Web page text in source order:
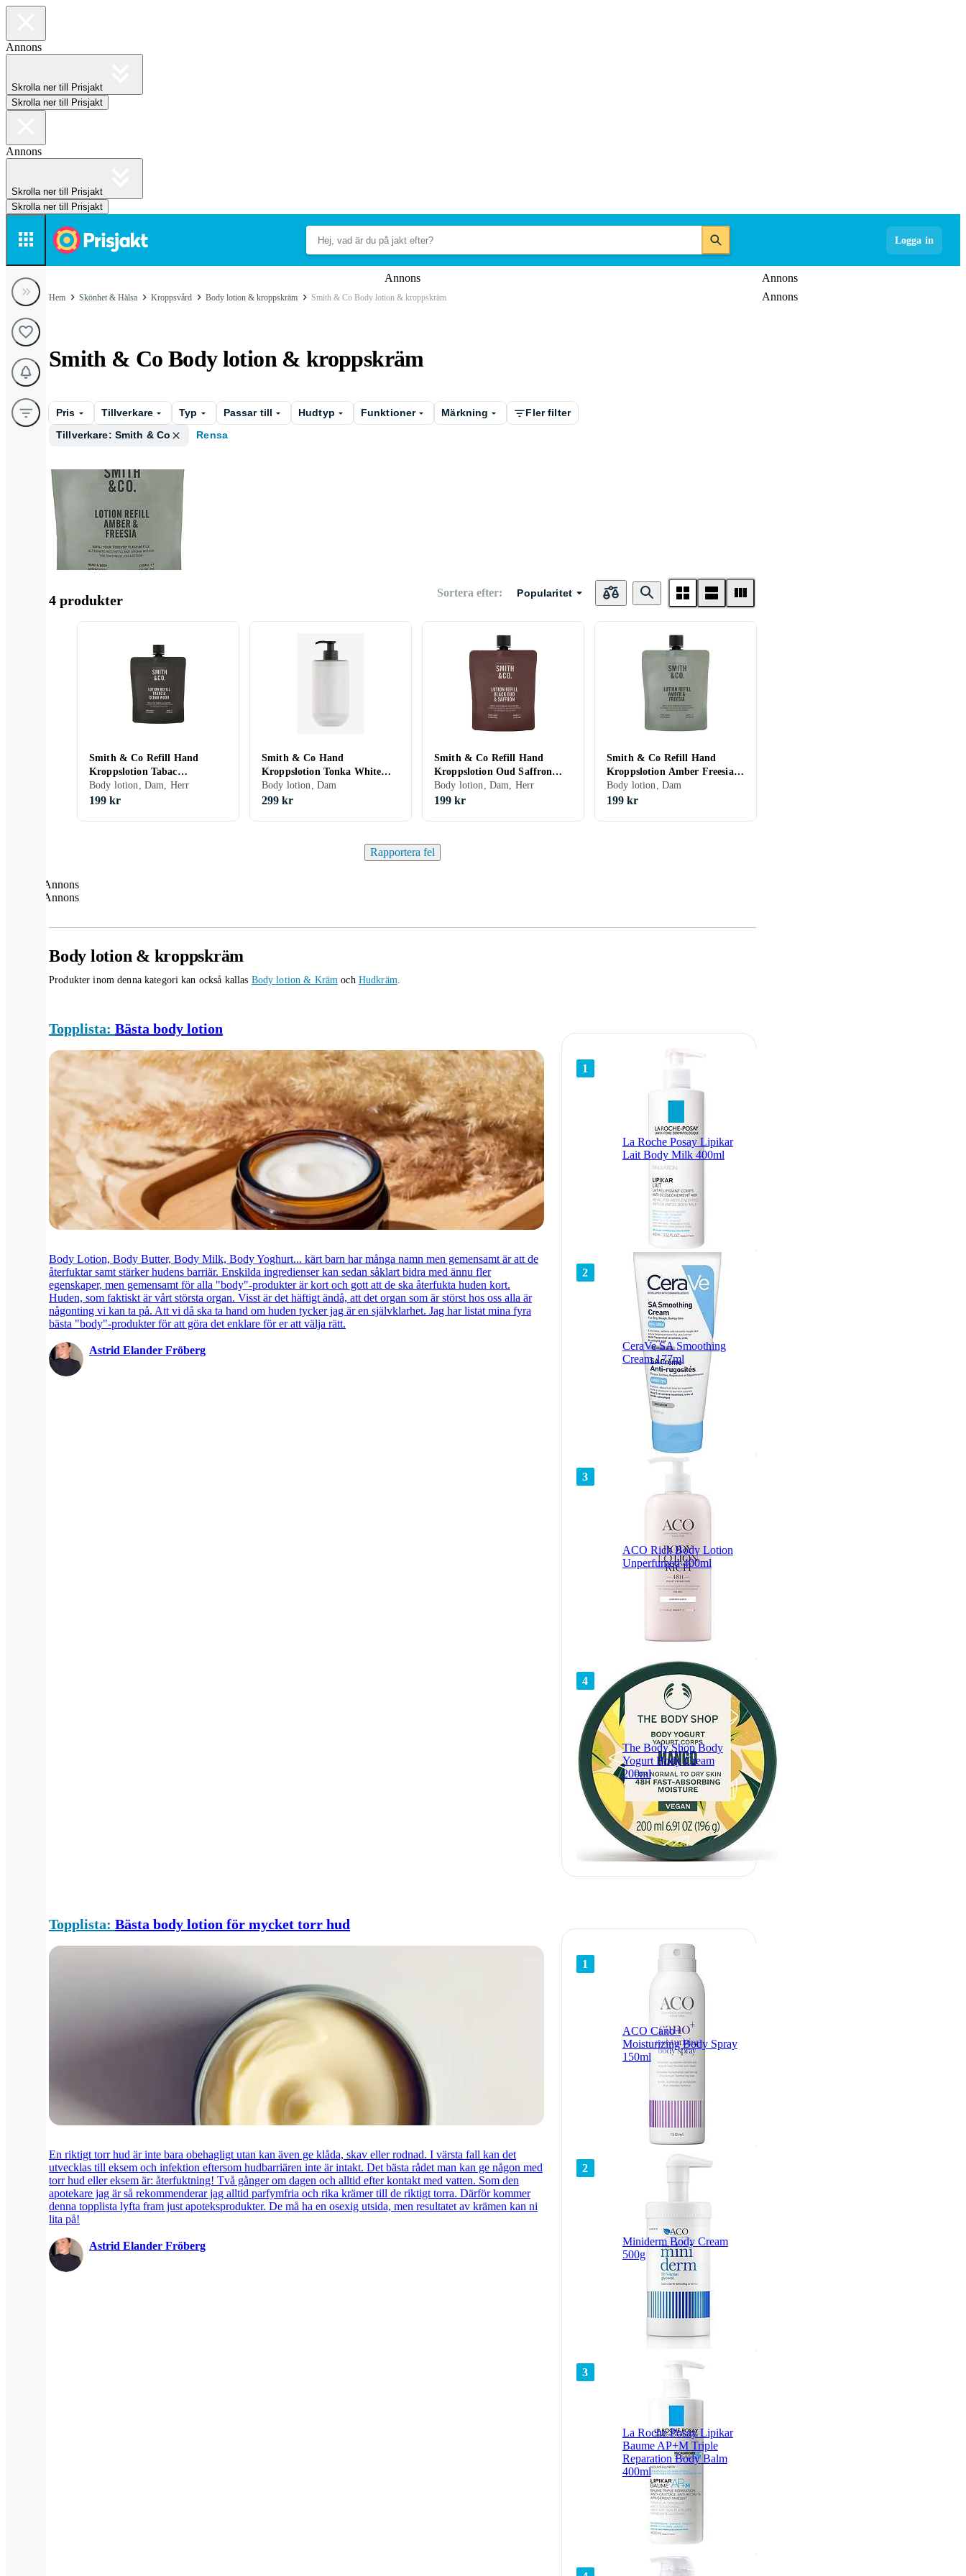
Annons
Skrolla ner till Prisjakt
Skrolla ner till Prisjakt
Annons
Skrolla ner till Prisjakt
Skrolla ner till Prisjakt
Logga in
Annons
Annons
Annons
Hem Skönhet & Hälsa Kroppsvård Body lotion & kroppskräm Smith & Co Body lotion & kroppskräm
Smith & Co Body lotion & kroppskräm
Pris Tillverkare Typ Passar till Hudtyp Funktioner Märkning
Fler filter
Tillverkare: Smith & Co
Rensa
Body lotion
4 produkter Sortera efter: Popularitet
Smith & Co Refill Hand
Kroppslotion Tabac
Cedarwood 400ML
Body lotion, Dam, Herr
199 kr
Smith & Co Hand
Kroppslotion Tonka White
Musk 400ML
Body lotion, Dam
299 kr
Smith & Co Refill Hand
Kroppslotion Oud Saffron
400ML
Body lotion, Dam, Herr
199 kr
Smith & Co Refill Hand
Kroppslotion Amber Freesia
400ML
Body lotion, Dam
199 kr
Rapportera fel
Annons
Annons
Body lotion & kroppskräm
Produkter inom denna kategori kan också kallas Body lotion & Kräm och Hudkräm.
Topplista: Bästa body lotion
Body Lotion, Body Butter, Body Milk, Body Yoghurt... kärt barn har många namn men gemensamt är att de
återfuktar samt stärker hudens barriär. Enskilda ingredienser kan sedan såklart bidra med ännu fler
egenskaper, men gemensamt för alla "body"-produkter är kort och gott att de ska återfukta huden kort.
Huden, som faktiskt är vårt största organ. Visst är det häftigt ändå, att det organ som är störst hos oss alla är
någonting vi kan ta på. Att vi då ska ta hand om huden tycker jag är en självklarhet. Jag har listat mina fyra
bästa "body"-produkter för att göra det enklare för er att välja rätt.
Astrid Elander Fröberg
1
La Roche Posay Lipikar
Lait Body Milk 400ml
2
CeraVe SA Smoothing
Cream 177ml
3
ACO Rich Body Lotion
Unperfumed 400ml
4
The Body Shop Body
Yogurt Body Cream
200ml
Topplista: Bästa body lotion för mycket torr hud
En riktigt torr hud är inte bara obehagligt utan kan även ge klåda, skav eller rodnad. I värsta fall kan det
utvecklas till eksem och infektion eftersom hudbarriären inte är intakt. Det bästa rådet man kan ge någon med
torr hud eller eksem är: återfuktning! Två gånger om dagen och alltid efter kontakt med vatten. Som den
apotekare jag är så rekommenderar jag alltid parfymfria och rika krämer till de riktigt torra. Därför kommer
denna topplista lyfta fram just apoteksprodukter. De må ha en osexig utsida, men resultatet av krämen kan ni
lita på!
Astrid Elander Fröberg
1
ACO Cano+
Moisturizing Body Spray
150ml
2
Miniderm Body Cream
500g
3
La Roche Posay Lipikar
Baume AP+M Triple
Reparation Body Balm
400ml